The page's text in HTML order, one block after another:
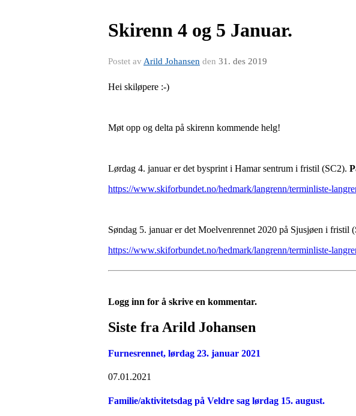
Skirenn 4 og 5 Januar.
Postet av Arild Johansen den 31. des 2019
Hei skiløpere :-)
Møt opp og delta på skirenn kommende helg!
Lørdag 4. januar er det bysprint i Hamar sentrum i fristil (SC2).
https://www.skiforbundet.no/hedmark/langrenn/terminliste-
Søndag 5. januar er det Moelvenrennet 2020 på Sjusjøen i fristil
https://www.skiforbundet.no/hedmark/langrenn/terminliste-
Logg inn for å skrive en kommentar.
Siste fra Arild Johansen
Furnesrennet, lørdag 23. januar 2021
07.01.2021
Familie/aktivitetsdag på Veldre sag lørdag 15. august.